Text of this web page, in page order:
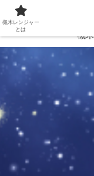
槻木レンジャー
とは